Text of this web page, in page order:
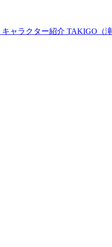
キャラクター紹介 TAKIGO（